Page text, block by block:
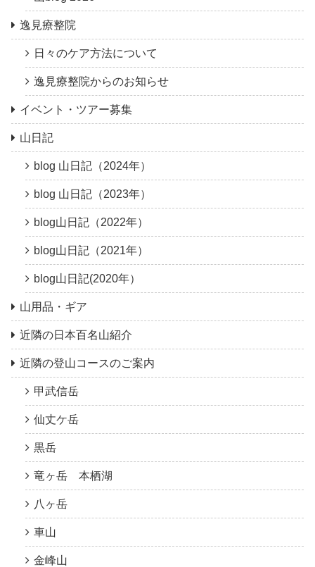
逸見療整院
日々のケア方法について
逸見療整院からのお知らせ
イベント・ツアー募集
山日記
blog 山日記（2024年）
blog 山日記（2023年）
blog山日記（2022年）
blog山日記（2021年）
blog山日記(2020年）
山用品・ギア
近隣の日本百名山紹介
近隣の登山コースのご案内
甲武信岳
仙丈ケ岳
黒岳
竜ヶ岳 本栖湖
八ヶ岳
車山
金峰山